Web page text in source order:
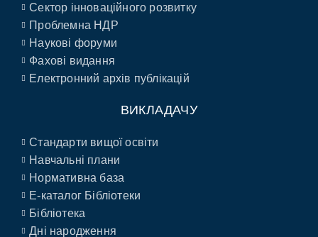
Сектор інноваційного розвитку
Проблемна НДР
Наукові форуми
Фахові видання
Електронний архів публікацій
ВИКЛАДАЧУ
Стандарти вищої освіти
Навчальні плани
Нормативна база
E-каталог Бібліотеки
Бібліотека
Дні народження